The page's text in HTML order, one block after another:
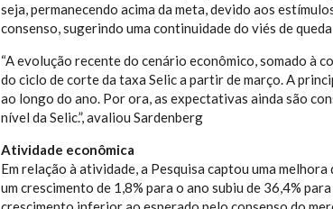
seja, permanecendo acima da meta, devido aos
consenso, sugerindo uma continuidade do viés de
“A evolução recente do cenário econômico, somado à
do ciclo de corte da taxa Selic a partir de março. A
ao longo do ano. Por ora, as expectativas ainda são
nível da Selic.”, avaliou Sardenberg
Atividade econômica
Em relação à atividade, a Pesquisa captou uma
um crescimento de 1,8% para o ano subiu de 36,4%